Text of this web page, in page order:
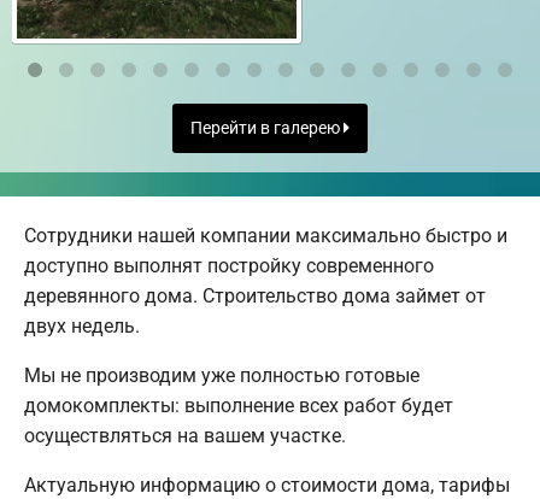
Перейти в галерею
Сотрудники нашей компании максимально быстро и
доступно выполнят постройку современного
деревянного дома. Строительство дома займет от
двух недель.
Мы не производим уже полностью готовые
домокомплекты: выполнение всех работ будет
осуществляться на вашем участке.
Актуальную информацию о стоимости дома, тарифы